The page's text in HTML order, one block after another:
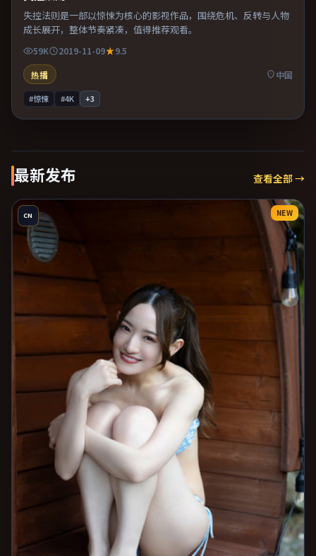
失控法则是一部以惊悚为核心的影视作品，围绕危机、反转与人物
成长展开，整体节奏紧凑，值得推荐观看。
59K 2019-11-09
9.5
热播
中国
#惊悚 #4K +3
最新发布 查看全部 →
CN NEW